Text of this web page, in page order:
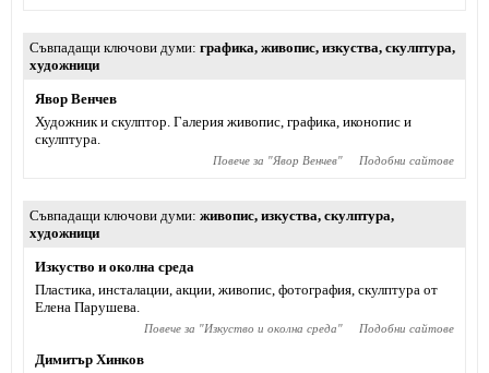
Съвпадащи ключови думи графика, живопис, изкуства, скулптура,
художници
Явор Венчев
Художник и скулптор. Галерия живопис, графика, иконопис и
скулптура.
Повече за "Явор Венчев" Подобни сайтове
Съвпадащи ключови думи живопис, изкуства, скулптура,
художници
Изкуство и околна среда
Пластика, инсталации, акции, живопис, фотография, скулптура от
Елена Парушева.
Повече за "Изкуство и околна среда" Подобни сайтове
Димитър Хинков